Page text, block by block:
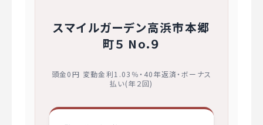
スマイルガーデン高浜市本郷
町５ No.９
頭金0円 変動金利1.03％・40年返済・ボーナス
払い(年２回)